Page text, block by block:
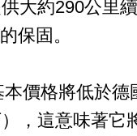
大約290公里
保固。
價格將低於德
，這意味著它